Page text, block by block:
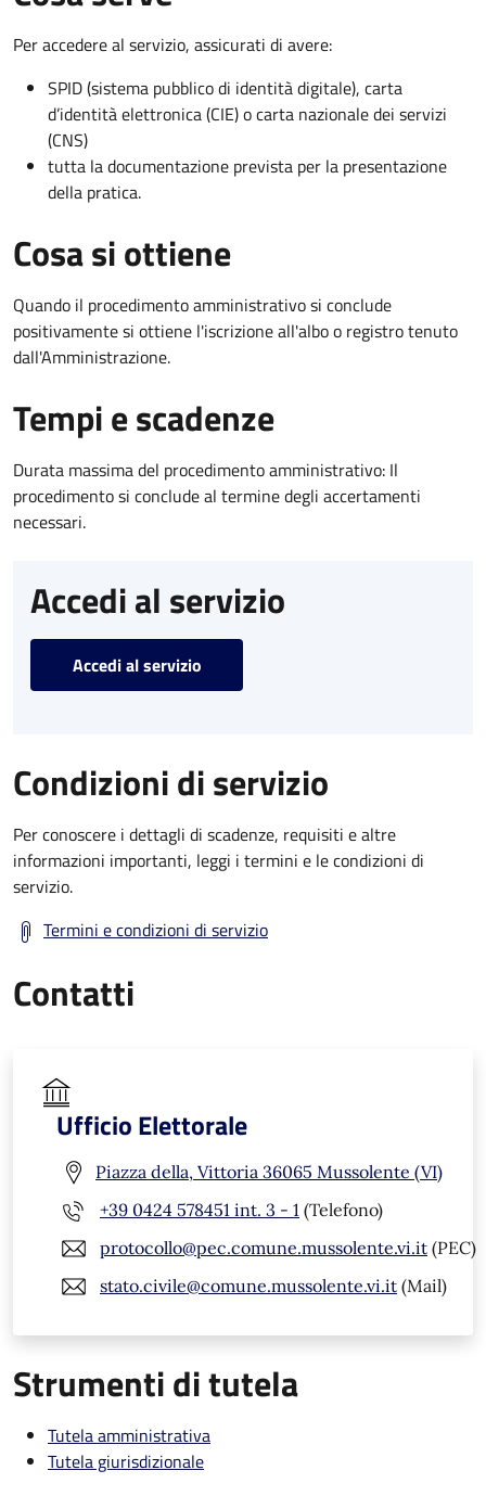
Per accedere al servizio, assicurati di avere:
SPID (sistema pubblico di identità digitale), carta
d’identità elettronica (CIE) o carta nazionale dei servizi
(CNS)
tutta la documentazione prevista per la presentazione
della pratica.
Cosa si ottiene
Quando il procedimento amministrativo si conclude
positivamente si ottiene l'iscrizione all'albo o registro tenuto
dall'Amministrazione.
Tempi e scadenze
Durata massima del procedimento amministrativo: Il
procedimento si conclude al termine degli accertamenti
necessari.
Accedi al servizio
Accedi al servizio
Condizioni di servizio
Per conoscere i dettagli di scadenze, requisiti e altre
informazioni importanti, leggi i termini e le condizioni di
servizio.
Termini e condizioni di servizio
Contatti
Ufficio Elettorale
Piazza della, Vittoria 36065 Mussolente (VI)
+39 0424 578451 int. 3 - 1 (Telefono)
protocollo@pec.comune.mussolente.vi.it (PEC)
stato.civile@comune.mussolente.vi.it (Mail)
Strumenti di tutela
Tutela amministrativa
Tutela giurisdizionale